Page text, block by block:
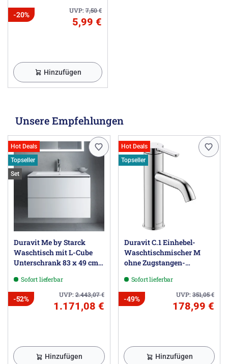
UVP:7,50€
-20%
5,99 €
Hinzufügen
Unsere Empfehlungen
Hot Deals
Topseller
Set
Duravit Me by Starck
Waschtisch mit L-Cube
Unterschrank 83 x 49 cm
Sofort lieferbar
UVP:2.443,07€
-52%
1.171,08 €
Hinzufügen
Hot Deals
Topseller
Duravit C.1 Einhebel-
Waschtischmischer M
ohne Zugstangen-
Sofort lieferbar
UVP:351,05€
-49%
178,99 €
Hinzufügen